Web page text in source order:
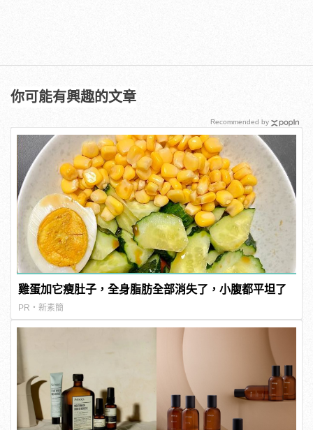
你可能有興趣的文章
雞蛋加它瘦肚子，全身脂肪全部消失了，小腹都平坦了
PR・新素簡
Recommended by